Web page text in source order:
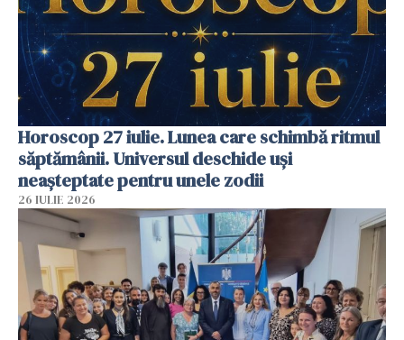
Horoscop 27 iulie. Lunea care schimbă ritmul
săptămânii. Universul deschide uși
neașteptate pentru unele zodii
26 IULIE 2026